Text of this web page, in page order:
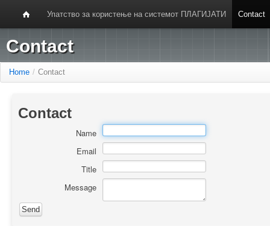
Упатство за користење на системот ПЛАГИЈАТИ Contact
Contact
Home / Contact
Contact
Name
Email
Title
Message